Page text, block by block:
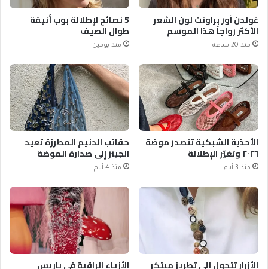
غولدن آور براونت لون الشعر
الأكثر رواجاً هذا الموسم
منذ 20 ساعة
5 نصائح لإطلالة بوب أنيقة
طوال الصيف
منذ يومين
الأحذية الشبكية تتصدر موضة
٢٠٢٦ وتغيّر الإطلالة
منذ 3 أيام
حقائب الدنيم المطرزة تعيد
الجينز إلى صدارة الموضة
منذ 4 أيام
الأزرار تتحول إلى تطريز مبتكر الأزياء الراقية في باريس